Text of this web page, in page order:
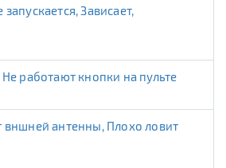
Зависает,
Не работают кнопки на пульте
вншней антенны, Плохо ловит